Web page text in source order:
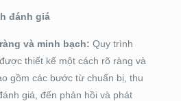
đánh giá
và minh bạch: Quy trình
thiết kế một cách rõ ràng và
gồm các bước từ chuẩn bị, thu
giá, đến phản hồi và phát